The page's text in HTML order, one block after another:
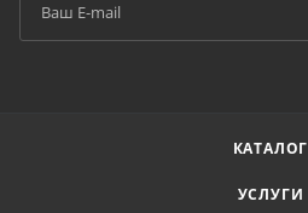
КАТАЛОГ
УСЛУГИ